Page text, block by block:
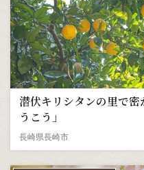
潜伏キリシタンの里で
うこう」
長崎県長崎市